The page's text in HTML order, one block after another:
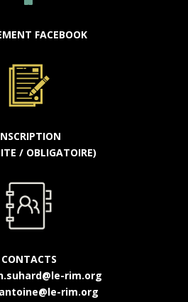
FACEBOOK
/ OBLIGATOIRE)
CONTACTS
rim.org
rim.org